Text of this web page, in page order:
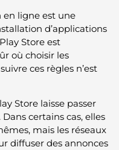
en ligne est une
d’applications
Store est
où choisir les
ces règles n’est
Store laisse passer
certains cas, elles
mais les réseaux
diffuser des annonces